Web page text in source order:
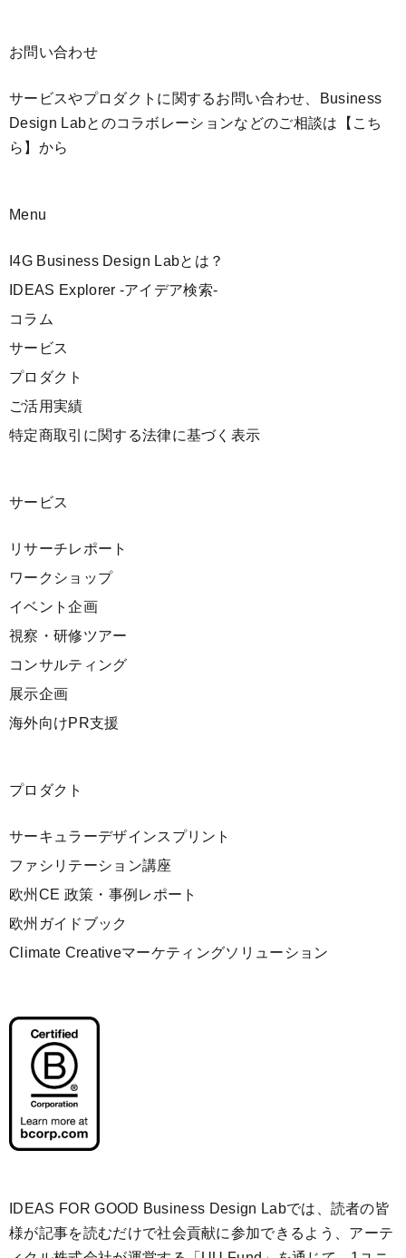
お問い合わせ
サービスやプロダクトに関するお問い合わせ、Business
Design Labとのコラボレーションなどのご相談は 【こち
ら】 から
Menu
I4G Business Design Labとは？
IDEAS Explorer -アイデア検索-
コラム
サービス
プロダクト
ご活用実績
特定商取引に関する法律に基づく表示
サービス
リサーチレポート
ワークショップ
イベント企画
視察・研修ツアー
コンサルティング
展示企画
海外向けPR支援
プロダクト
サーキュラーデザインスプリント
ファシリテーション講座
欧州CE 政策・事例レポート
欧州ガイドブック
Climate Creativeマーケティングソリューション
IDEAS FOR GOOD Business Design Labでは、読者の皆
様が記事を読むだけで社会貢献に参加できるよう、アーテ